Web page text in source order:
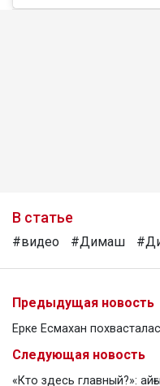
В статье
#видео #Димаш
Предыдущая новость
Ерке Есмахан
Следующая новость
«Кто здесь главный?»: